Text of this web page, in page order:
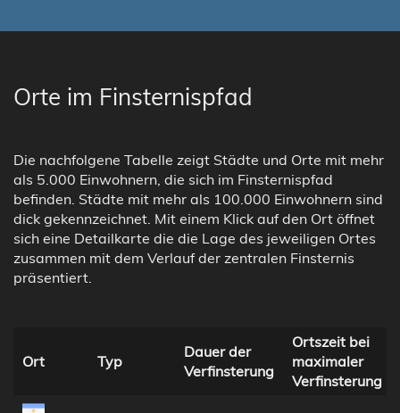
Orte im Finsternispfad
Die nachfolgene Tabelle zeigt Städte und Orte mit mehr
als 5.000 Einwohnern, die sich im Finsternispfad
befinden. Städte mit mehr als 100.000 Einwohnern sind
dick gekennzeichnet. Mit einem Klick auf den Ort öffnet
sich eine Detailkarte die die Lage des jeweiligen Ortes
zusammen mit dem Verlauf der zentralen Finsternis
präsentiert.
Ort Typ
Dauer der
Verfinsterung
Ortszeit bei
maximaler
Verfinsterung